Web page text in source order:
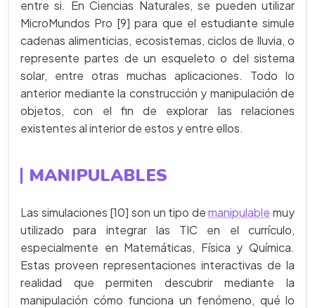
entre si. En Ciencias Naturales, se pueden utilizar
MicroMundos Pro [9] para que el estudiante simule
cadenas alimenticias, ecosistemas, ciclos de lluvia, o
represente partes de un esqueleto o del sistema
solar, entre otras muchas aplicaciones. Todo lo
anterior mediante la construcción y manipulación de
objetos, con el fin de explorar las relaciones
existentes al interior de estos y entre ellos.
MANIPULABLES
Las simulaciones [10] son un tipo demanipulable muy
utilizado para integrar las TIC en el currículo,
especialmente en Matemáticas, Física y Química.
Estas proveen representaciones interactivas de la
realidad que permiten descubrir mediante la
manipulación cómo funciona un fenómeno, qué lo